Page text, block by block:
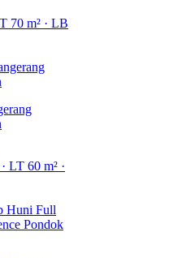
70 m² · LB
· LT 60 m² ·